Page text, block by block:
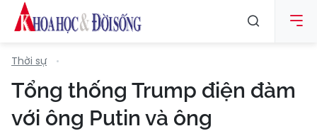
Thời sự
Tổng thống Trump điện đàm
với ông Putin và ông